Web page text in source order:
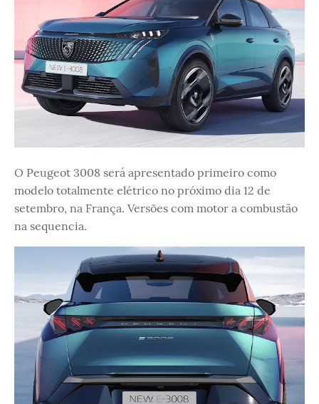
O Peugeot 3008 será apresentado primeiro como
modelo totalmente elétrico no próximo dia 12 de
setembro, na França. Versões com motor a combustão
na sequencia.